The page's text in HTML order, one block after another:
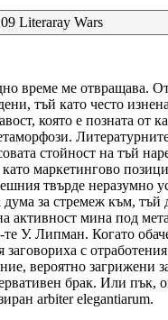
време ме
тъй като често
която е позната
стойност на тъй
маркетингово
твърде
за стремеж към,
активност мина под
У. Липман. Когато
с
вероятно загрижени
брак. Или пък,
arbiter elegantiarum.